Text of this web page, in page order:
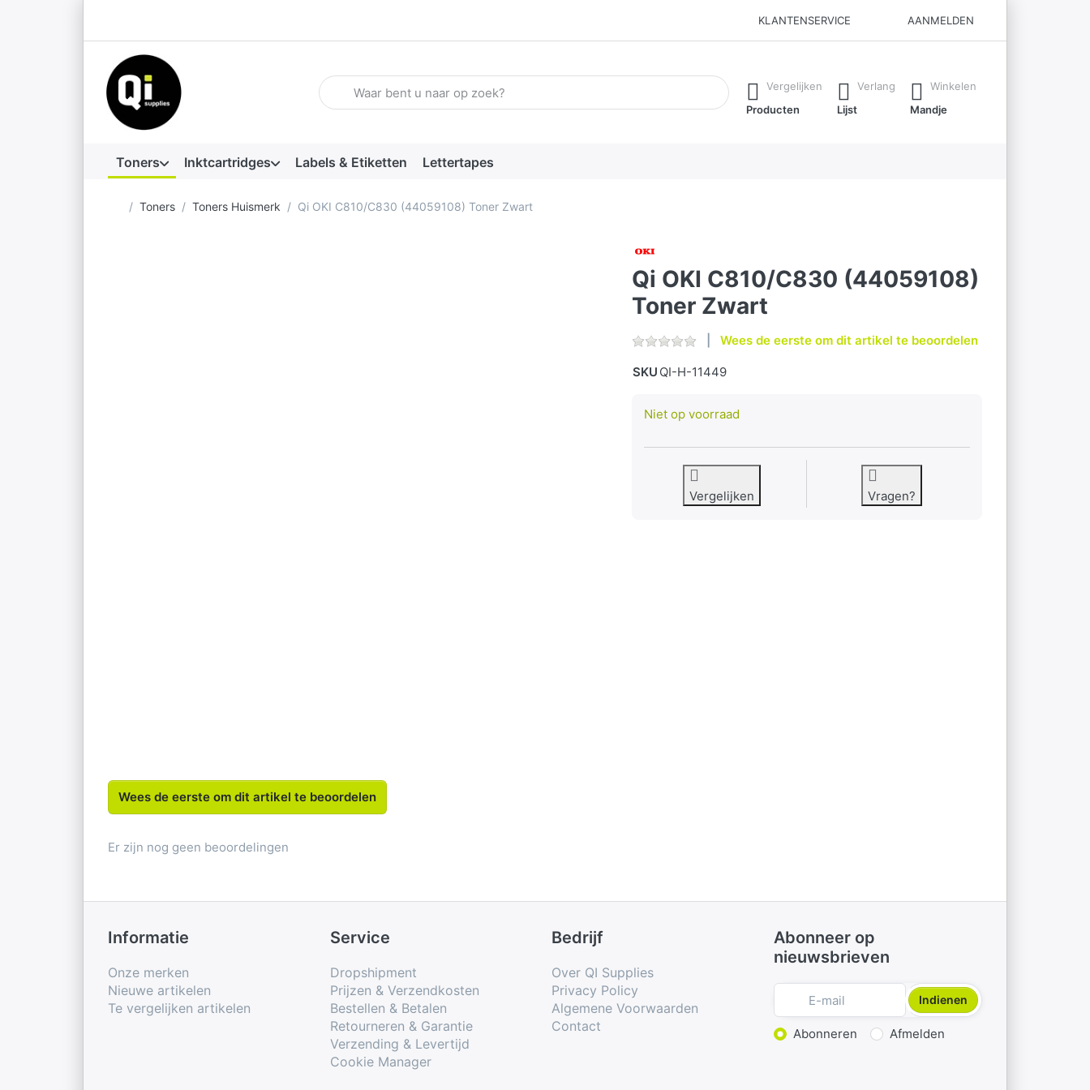
KLANTENSERVICE AANMELDEN
Voer een zoekterm in. De eerste resultaten verschijnen automatisch terwijl je typt. Druk op de Enter-toets om alle resultaten op te
Vergelijken
Producten
Verlang
Lijst
Winkelen
Mandje
Toners Inktcartridges Labels & Etiketten Lettertapes
Startpagina
Toners Toners Huismerk Qi OKI C810/C830 (44059108) Toner Zwart
Qi OKI C810/C830 (44059108)
Toner Zwart
Wees de eerste om dit artikel te beoordelen
SKU QI-H-11449
Niet op voorraad
Vergelijken Vragen?
Wees de eerste om dit artikel te beoordelen
Er zijn nog geen beoordelingen
Informatie
Onze merken
Nieuwe artikelen
Te vergelijken artikelen
Service
Dropshipment
Prijzen & Verzendkosten
Bestellen & Betalen
Retourneren & Garantie
Verzending & Levertijd
Cookie Manager
Bedrijf
Over QI Supplies
Privacy Policy
Algemene Voorwaarden
Contact
Abonneer op
nieuwsbrieven
Indienen
Actie kiezen
Abonneren Afmelden